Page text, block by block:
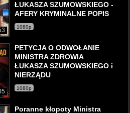
ŁUKASZA SZUMOWSKIEGO -
AFERY KRYMINALNE POPIS
1080p
PETYCJA O ODWOŁANIE
MINISTRA ZDROWIA
ŁUKASZA SZUMOWSKIEGO i
NIERZĄDU
1080p
Poranne kłopoty Ministra